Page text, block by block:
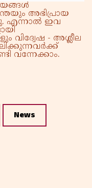
അഭിപ്രായ
എന്നാൽ ഇവ
- അശ്ലീല
വന്നേക്കാം.
News